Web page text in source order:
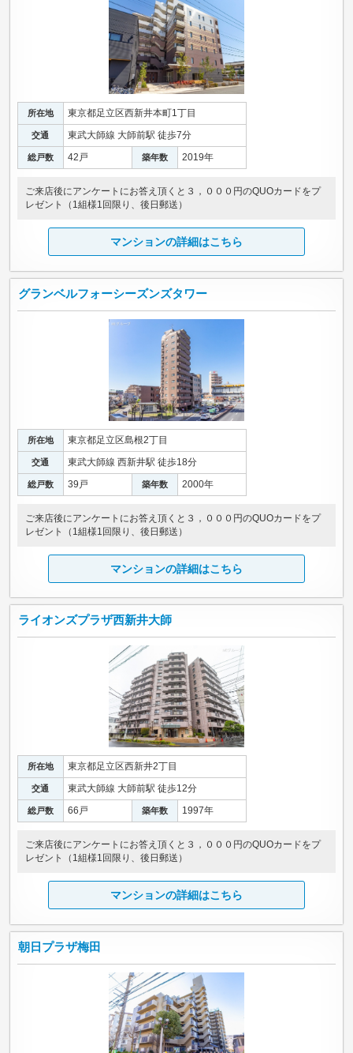
所在地 東京都足立区西新井本町1丁目
交通 東武大師線 大師前駅 徒歩7分
総戸数 42戸 築年数 2019年
ご来店後にアンケートにお答え頂くと３，０００円のQUOカードをプ
レゼント（1組様1回限り、後日郵送）
マンションの詳細はこちら
グランベルフォーシーズンズタワー
所在地 東京都足立区島根2丁目
交通 東武大師線 西新井駅 徒歩18分
総戸数 39戸 築年数 2000年
ご来店後にアンケートにお答え頂くと３，０００円のQUOカードをプ
レゼント（1組様1回限り、後日郵送）
マンションの詳細はこちら
ライオンズプラザ西新井大師
所在地 東京都足立区西新井2丁目
交通 東武大師線 大師前駅 徒歩12分
総戸数 66戸 築年数 1997年
ご来店後にアンケートにお答え頂くと３，０００円のQUOカードをプ
レゼント（1組様1回限り、後日郵送）
マンションの詳細はこちら
朝日プラザ梅田